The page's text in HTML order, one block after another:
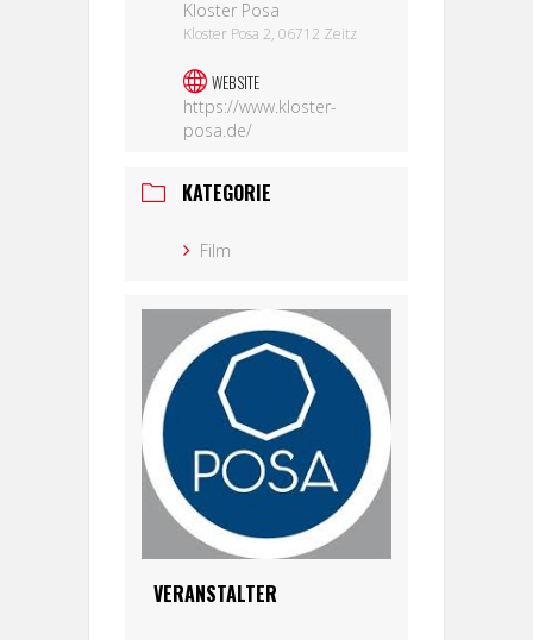
Kloster Posa
Kloster Posa 2, 06712 Zeitz
WEBSITE
https://www.kloster-
posa.de/
KATEGORIE
Film
VERANSTALTER